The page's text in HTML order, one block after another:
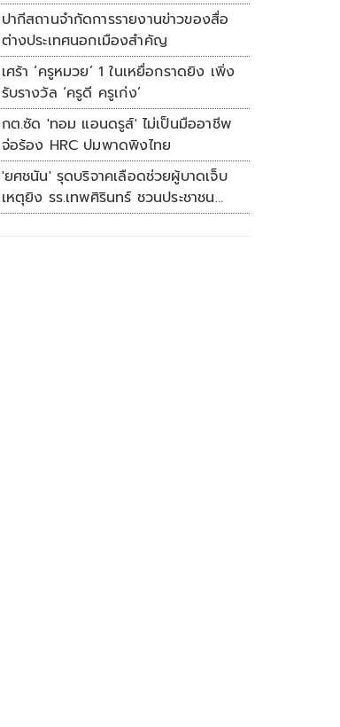
ปากีสถานจำกัดการรายงานข่าวของสื่อ
ต่างประเทศนอกเมืองสำคัญ
เศร้า ‘ครูหมวย’ 1 ในเหยื่อกราดยิง เพิ่ง
รับรางวัล ‘ครูดี ครูเก่ง’
กต.ซัด 'ทอม แอนดรูส์' ไม่เป็นมืออาชีพ
จ่อร้อง HRC ปมพาดพิงไทย
'ยศชนัน' รุดบริจาคเลือดช่วยผู้บาดเจ็บ
เหตุยิง รร.เทพศิรินทร์ ชวนประชาชน
ร่วมบริจาค